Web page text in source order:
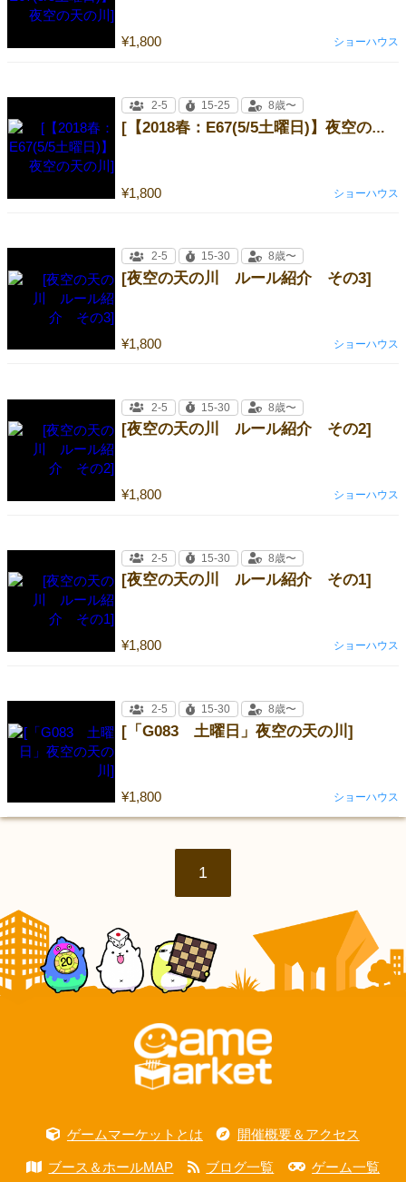
¥1,800 ショーハウス
[【2018春：E67(5/5土曜日)】夜空の天の川]
¥1,800
2-5 15-25 8歳〜
ショーハウス
[夜空の天の川 ルール紹介 その3]
¥1,800
2-5 15-30 8歳〜
ショーハウス
[夜空の天の川 ルール紹介 その2]
¥1,800
2-5 15-30 8歳〜
ショーハウス
[夜空の天の川 ルール紹介 その1]
¥1,800
2-5 15-30 8歳〜
ショーハウス
[「G083 土曜日」夜空の天の川]
¥1,800
2-5 15-30 8歳〜
ショーハウス
1
ゲームマーケットとは 開催概要＆アクセス
ブース＆ホールMAP ブログ一覧 ゲーム一覧